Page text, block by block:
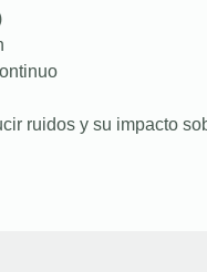
ruidos y su impacto